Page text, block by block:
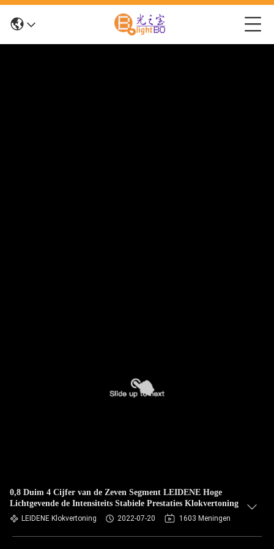
0,8 Duim 4 Cijfer van de Zeven Segment LEIDENE Hoge
Lichtgevende de Intensiteits Stabiele Prestaties Klokvertoning
LEIDENE Klokvertoning 2022-07-20 1603 Meningen